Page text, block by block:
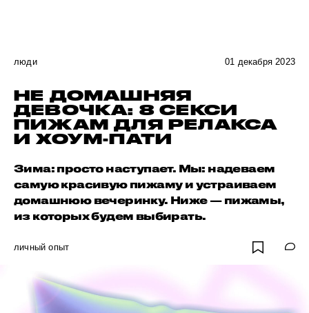
люди 01 декабря 2023
НЕ ДОМАШНЯЯ
ДЕВОЧКА: 8 СЕКСИ
ПИЖАМ ДЛЯ РЕЛАКСА
И ХОУМ-ПАТИ
Зима: просто наступает. Мы: надеваем
самую красивую пижаму и устраиваем
домашнюю вечеринку. Ниже — пижамы,
из которых будем выбирать.
личный опыт